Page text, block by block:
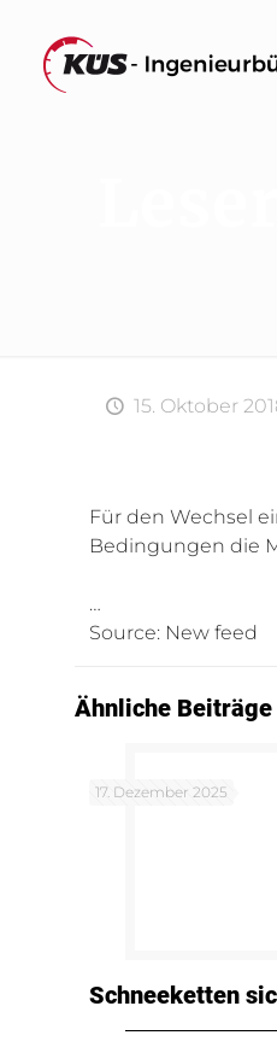
15. Oktober
Für den Wechsel
Bedingungen die
…
Source: New feed
Ähnliche Beiträge
17. Dezember 2025
Schneeketten